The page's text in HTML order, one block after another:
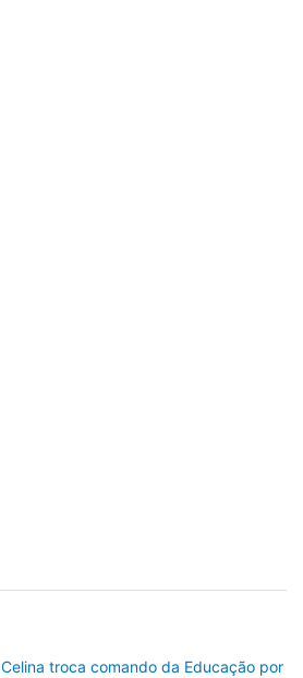
Celina troca comando da Educação por